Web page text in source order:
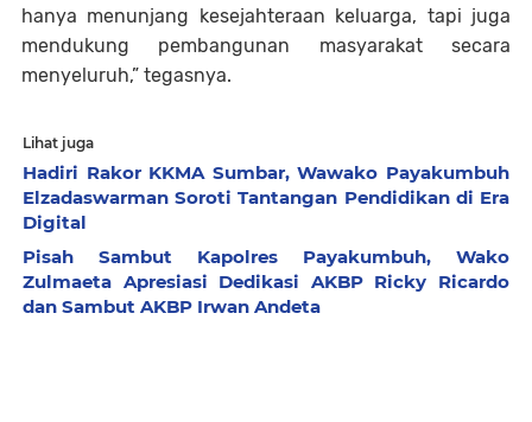
hanya menunjang kesejahteraan keluarga, tapi juga
mendukung pembangunan masyarakat secara
menyeluruh,” tegasnya.
Lihat juga
Hadiri Rakor KKMA Sumbar, Wawako Payakumbuh
Elzadaswarman Soroti Tantangan Pendidikan di Era
Digital
Pisah Sambut Kapolres Payakumbuh, Wako
Zulmaeta Apresiasi Dedikasi AKBP Ricky Ricardo
dan Sambut AKBP Irwan Andeta